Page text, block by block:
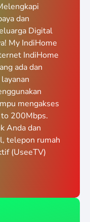
dan
Digital
My IndiHome
IndiHome
ada dan
mengakses
200Mbps.
Anda dan
telepon rumah
(UseeTV)